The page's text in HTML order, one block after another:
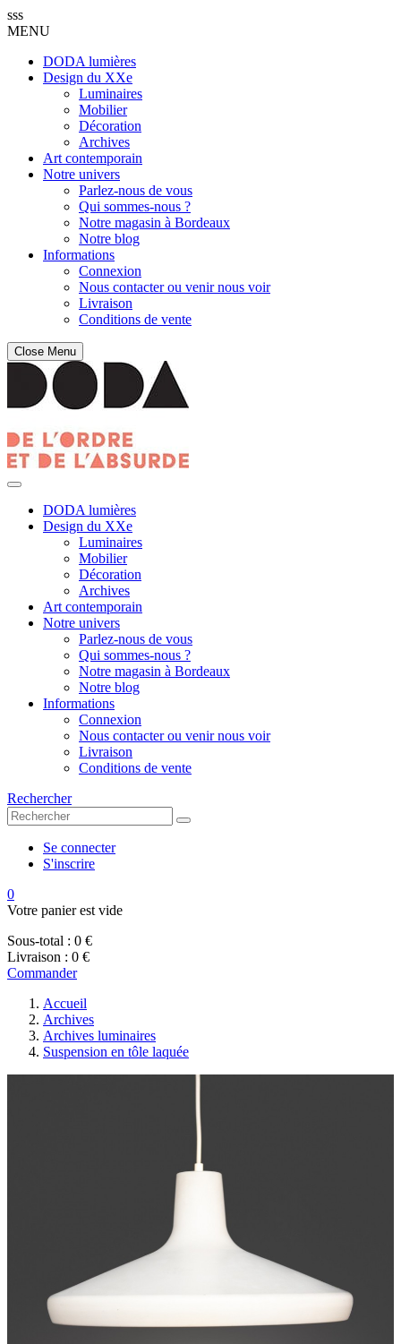
sss
MENU
DODA lumières
Design du XXe
Luminaires
Mobilier
Décoration
Archives
Art contemporain
Notre univers
Parlez-nous de vous
Qui sommes-nous ?
Notre magasin à Bordeaux
Notre blog
Informations
Connexion
Nous contacter ou venir nous voir
Livraison
Conditions de vente
Close Menu
DODA lumières
Design du XXe
Luminaires
Mobilier
Décoration
Archives
Art contemporain
Notre univers
Parlez-nous de vous
Qui sommes-nous ?
Notre magasin à Bordeaux
Notre blog
Informations
Connexion
Nous contacter ou venir nous voir
Livraison
Conditions de vente
Rechercher
Se connecter
S'inscrire
0
Votre panier est vide
Sous-total : 0 €
Livraison : 0 €
Commander
Accueil
Archives
Archives luminaires
Suspension en tôle laquée